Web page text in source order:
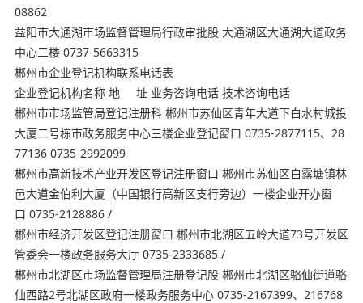
08862
益阳市大通湖市场监督管理局行政审批股 大通湖区大通湖大道政务
中心二楼 0737-5663315
郴州市企业登记机构联系电话表
企业登记机构名称 地 址 业务咨询电话 技术咨询电话
郴州市市场监管局登记注册科 郴州市苏仙区青年大道下白水村城投
大厦二号栋市政务服务中心三楼企业登记窗口 0735-2877115、28
77136 0735-2992099
郴州市高新技术产业开发区登记注册窗口 郴州市苏仙区白露塘镇林
邑大道金伯利大厦（中国银行高新区支行旁边）一楼企业开办窗
口 0735-2128886 /
郴州市经济开发区登记注册窗口 郴州市北湖区五岭大道73号开发区
管委会一楼政务服务大厅 0735-2333685 /
郴州市北湖区市场监督管理局注册登记股 郴州市北湖区骆仙街道骆
仙西路2号北湖区政府一楼政务服务中心 0735-2167399、216768